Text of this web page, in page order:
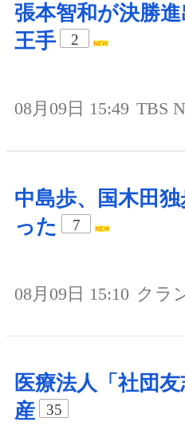
張本智和が決勝
王手
2
08月09日 15:49 TBS
中島歩、国木田
った
7
08月09日 15:10 クラ
医療法人「社団
産
35